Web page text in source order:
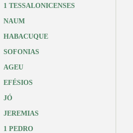
1 TESSALONICENSES
NAUM
HABACUQUE
SOFONIAS
AGEU
EFÉSIOS
JÓ
JEREMIAS
1 PEDRO